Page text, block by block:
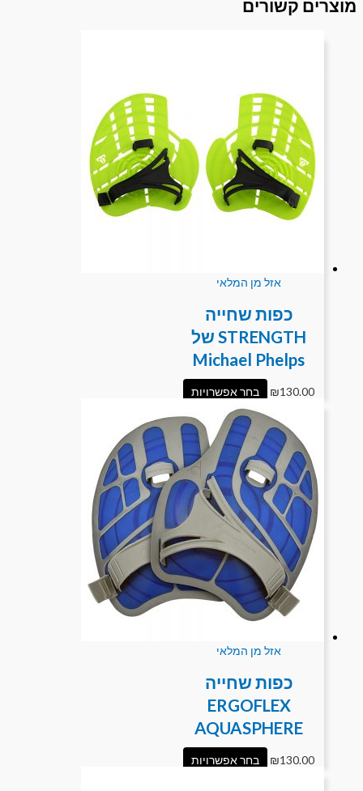
מוצרים קשורים
אזל מן המלאי
כפות שחייה
STRENGTH של
Michael Phelps
₪130.00 בחר אפשרויות
אזל מן המלאי
כפות שחייה
ERGOFLEX
AQUASPHERE
₪130.00 בחר אפשרויות